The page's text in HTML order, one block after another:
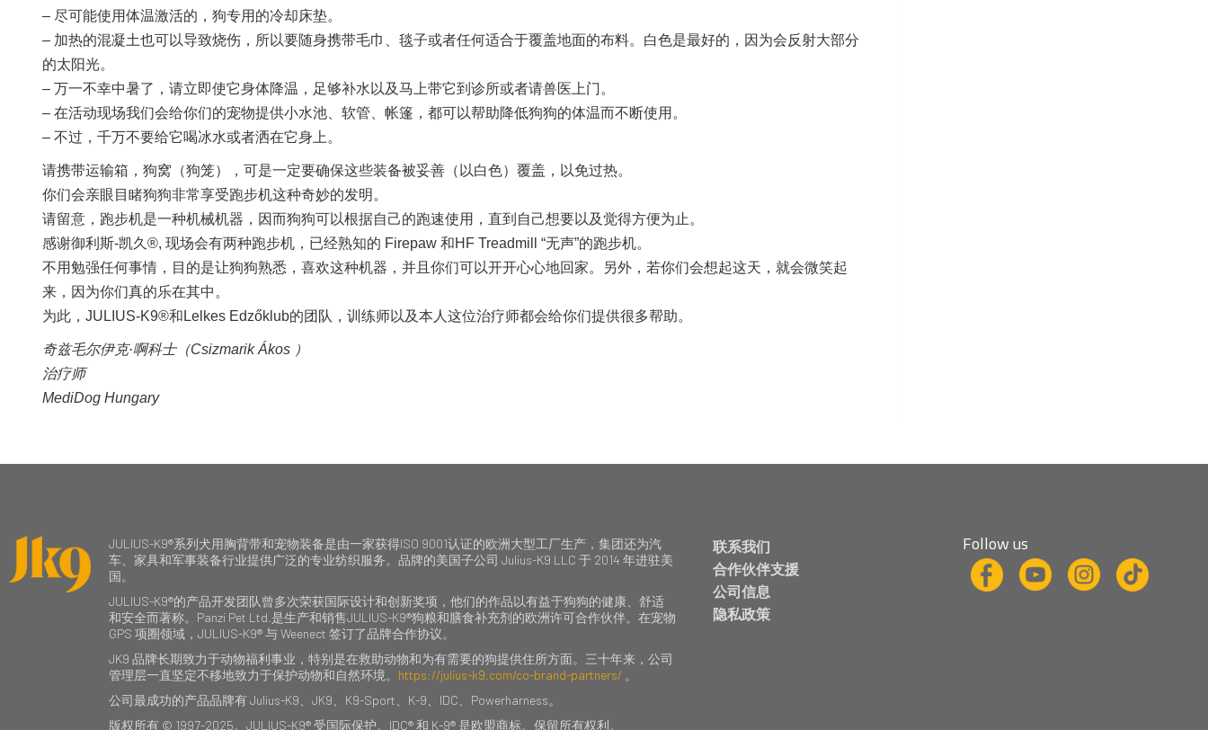
– 尽可能使用体温激活的，狗专用的冷却床垫。
– 加热的混凝土也可以导致烧伤，所以要随身携带毛巾、毯子或者任何适合于覆盖地面的布料。白色是最好的，因为会反射大部分
的太阳光。
– 万一不幸中暑了，请立即使它身体降温，足够补水以及马上带它到诊所或者请兽医上门。
– 在活动现场我们会给你们的宠物提供小水池、软管、帐篷，都可以帮助降低狗狗的体温而不断使用。
– 不过，千万不要给它喝冰水或者洒在它身上。
请携带运输箱，狗窝（狗笼），可是一定要确保这些装备被妥善（以白色）覆盖，以免过热。
你们会亲眼目睹狗狗非常享受跑步机这种奇妙的发明。
请留意，跑步机是一种机械机器，因而狗狗可以根据自己的跑速使用，直到自己想要以及觉得方便为止。
感谢御利斯-凯久®, 现场会有两种跑步机，已经熟知的 Firepaw 和HF Treadmill “无声”的跑步机。
不用勉强任何事情，目的是让狗狗熟悉，喜欢这种机器，并且你们可以开开心心地回家。另外，若你们会想起这天，就会微笑起
来，因为你们真的乐在其中。
为此，JULIUS-K9®和Lelkes Edzőklub的团队，训练师以及本人这位治疗师都会给你们提供很多帮助。
奇兹毛尔伊克·啊科士（Csizmarik Ákos ）
治疗师
MediDog Hungary
JULIUS-K9®系列犬用胸背带和宠物装备是由一家获得ISO 9001认证的欧洲大型工厂生产，集团还为汽
车、家具和军事装备行业提供广泛的专业纺织服务。品牌的美国子公司 Julius-K9 LLC 于 2014 年进驻美
国。
JULIUS-K9®的产品开发团队曾多次荣获国际设计和创新奖项，他们的作品以有益于狗狗的健康、舒适
和安全而著称。Panzi Pet Ltd.是生产和销售JULIUS-K9®狗粮和膳食补充剂的欧洲许可合作伙伴。在宠物
GPS 项圈领域，JULIUS-K9® 与 Weenect 签订了品牌合作协议。
JK9 品牌长期致力于动物福利事业，特别是在救助动物和为有需要的狗提供住所方面。三十年来，公司
管理层一直坚定不移地致力于保护动物和自然环境。 https://julius-k9.com/co-brand-partners/ 。
公司最成功的产品品牌有 Julius-K9、JK9、K9-Sport、K-9、IDC、Powerharness。
版权所有 © 1997-2025。JULIUS-K9® 受国际保护。IDC® 和 K-9® 是欧盟商标。保留所有权利。
联系我们
合作伙伴支援
公司信息
隐私政策
Follow us